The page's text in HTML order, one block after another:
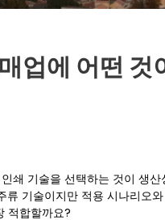
업에 어떤 것
쇄 기술을 선택하는 것이 생
기술이지만 적용 시나리오
적합할까요?